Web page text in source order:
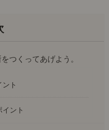
つくってあげよう。
ント
ント